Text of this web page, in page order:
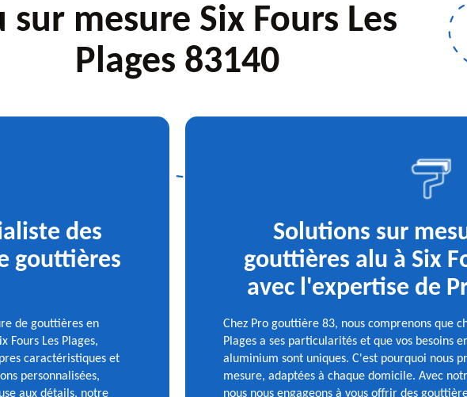
sur mesure Six Fours Les
Plages 83140
des
gouttières
de gouttières en
Fours Les Plages,
caractéristiques et
personnalisées,
aux détails, notre
Solutions sur
gouttières alu à Six
avec l'expertise de
Chez Pro gouttière 83, nous comprenons que
Plages a ses particularités et que vos besoins
aluminium sont uniques. C'est pourquoi nous
mesure, adaptées à chaque domicile. Avec
nous nous engageons à vous offrir des